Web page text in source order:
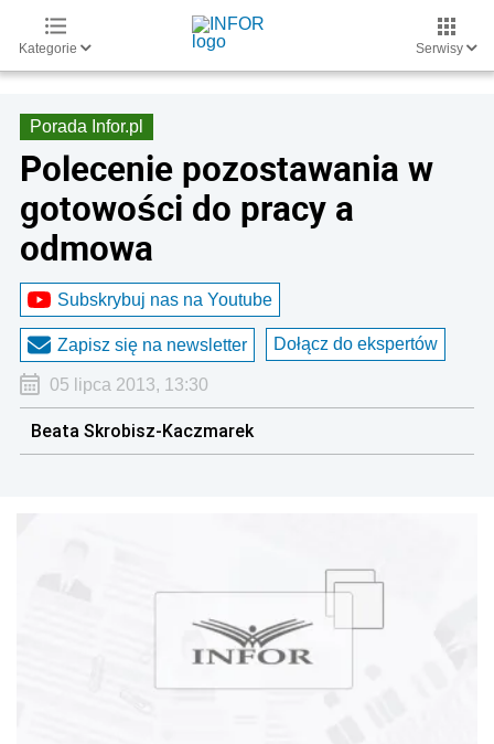
Kategorie Serwisy
Porada Infor.pl
Polecenie pozostawania w
gotowości do pracy a
odmowa
Subskrybuj nas na Youtube
Zapisz się na newsletter Dołącz do ekspertów
05 lipca 2013, 13:30
Beata Skrobisz-Kaczmarek